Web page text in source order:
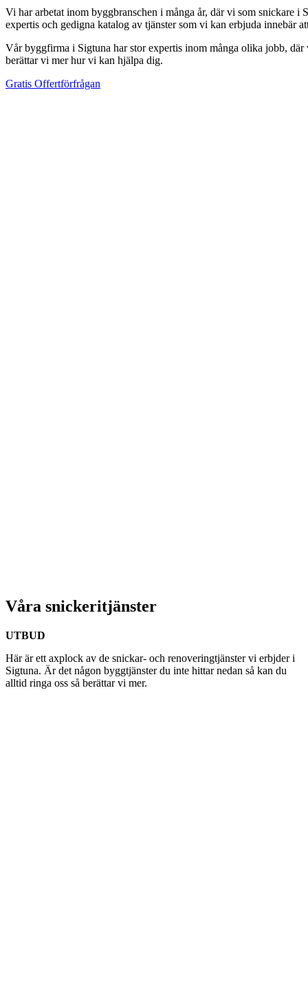
Vi har arbetat inom byggbranschen i många år, där vi som snickare
expertis och gedigna katalog av tjänster som vi kan erbjuda innebär
Vår byggfirma i Sigtuna har stor expertis inom många olika jobb,
berättar vi mer hur vi kan hjälpa dig.
Gratis Offertförfrågan
Våra snickeritjänster
UTBUD
Här är ett axplock av de snickar- och renoveringtjänster vi erbjder i
Sigtuna. Är det någon byggtjänster du inte hittar nedan så kan du
alltid ringa oss så berättar vi mer.